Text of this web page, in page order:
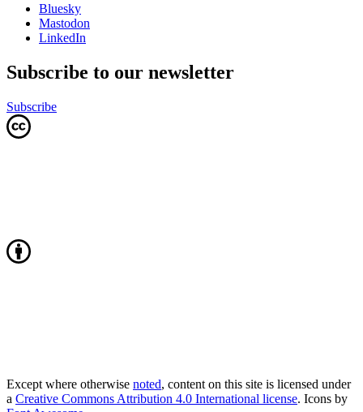
Bluesky
Mastodon
LinkedIn
Subscribe to our newsletter
Subscribe
Except where otherwise noted, content on this site is licensed under
a Creative Commons Attribution 4.0 International license. Icons by